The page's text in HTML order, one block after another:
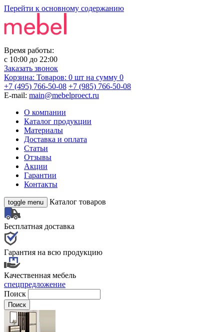
Перейти к основному содержанию
Время работы:
с 10:00 до 22:00
Заказать звонок
Корзина: Товаров: 0 шт на сумму 0
+7 (495) 766-50-08 +7 (985) 766-50-08
E-mail: main@mebelproect.ru
О компании
Каталог продукции
Материалы
Доставка и оплата
Статьи
Отзывы
Акции
Гарантии
Контакты
toggle menu Каталог товаров
Бесплатная доставка
Гарантия на всю продукцию
Качественная мебель
спецпредложение
Поиск